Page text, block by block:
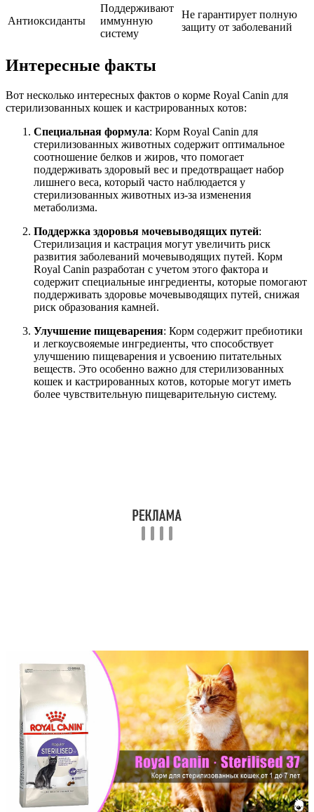
Антиоксиданты
Поддерживают
иммунную
систему
Не гарантирует полную
защиту от заболеваний
Интересные факты
Вот несколько интересных фактов о корме Royal Canin для
стерилизованных кошек и кастрированных котов:
Специальная формула: Корм Royal Canin для
стерилизованных животных содержит оптимальное
соотношение белков и жиров, что помогает
поддерживать здоровый вес и предотвращает набор
лишнего веса, который часто наблюдается у
стерилизованных животных из-за изменения
метаболизма.
Поддержка здоровья мочевыводящих путей:
Стерилизация и кастрация могут увеличить риск
развития заболеваний мочевыводящих путей. Корм
Royal Canin разработан с учетом этого фактора и
содержит специальные ингредиенты, которые помогают
поддерживать здоровье мочевыводящих путей, снижая
риск образования камней.
Улучшение пищеварения: Корм содержит пребиотики
и легкоусвояемые ингредиенты, что способствует
улучшению пищеварения и усвоению питательных
веществ. Это особенно важно для стерилизованных
кошек и кастрированных котов, которые могут иметь
более чувствительную пищеварительную систему.